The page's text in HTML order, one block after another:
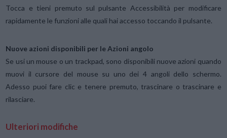
Tocca e tieni premuto sul pulsante Accessibilità per modificare
rapidamente le funzioni alle quali hai accesso toccando il pulsante.
Nuove azioni disponibili per le Azioni angolo
Se usi un mouse o un trackpad, sono disponibili nuove azioni quando
muovi il cursore del mouse su uno dei 4 angoli dello schermo.
Adesso puoi fare clic e tenere premuto, trascinare o trascinare e
rilasciare.
Ulteriori modifiche